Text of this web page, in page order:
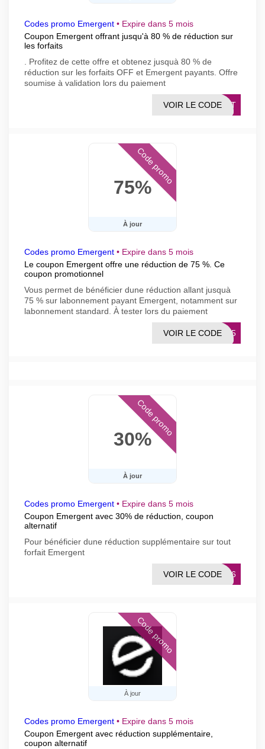
Codes promo Emergent • Expire dans 5 mois
Coupon Emergent offrant jusqu'à 80 % de réduction sur
les forfaits
. Profitez de cette offre et obtenez jusquà 80 % de
réduction sur les forfaits OFF et Emergent payants. Offre
soumise à validation lors du paiement
GENT
VOIR LE CODE
75%
À jour
Code promo
Codes promo Emergent • Expire dans 5 mois
Le coupon Emergent offre une réduction de 75 %. Ce
coupon promotionnel
Vous permet de bénéficier dune réduction allant jusquà
75 % sur labonnement payant Emergent, notamment sur
labonnement standard. À tester lors du paiement
FF75
VOIR LE CODE
30%
À jour
Code promo
Codes promo Emergent • Expire dans 5 mois
Coupon Emergent avec 30% de réduction, coupon
alternatif
Pour bénéficier dune réduction supplémentaire sur tout
forfait Emergent
7146
VOIR LE CODE
À jour
Code promo
Codes promo Emergent • Expire dans 5 mois
Coupon Emergent avec réduction supplémentaire,
coupon alternatif